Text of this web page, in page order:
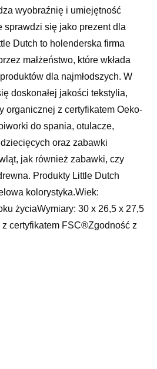
wyobraźnię i umiejętność
sprawdzi się jako prezent dla
Dutch to holenderska firma
małżeństwo, które wkłada
dla najmłodszych. W
doskonałej jakości tekstylia,
organicznej z certyfikatem Oeko-
do spania, otulacze,
oraz zabawki
jak również zabawki, czy
Produkty Little Dutch
kolorystyka.Wiek:
życiaWymiary: 30 x 26,5 x 27,5
certyfikatem FSC®Zgodność z